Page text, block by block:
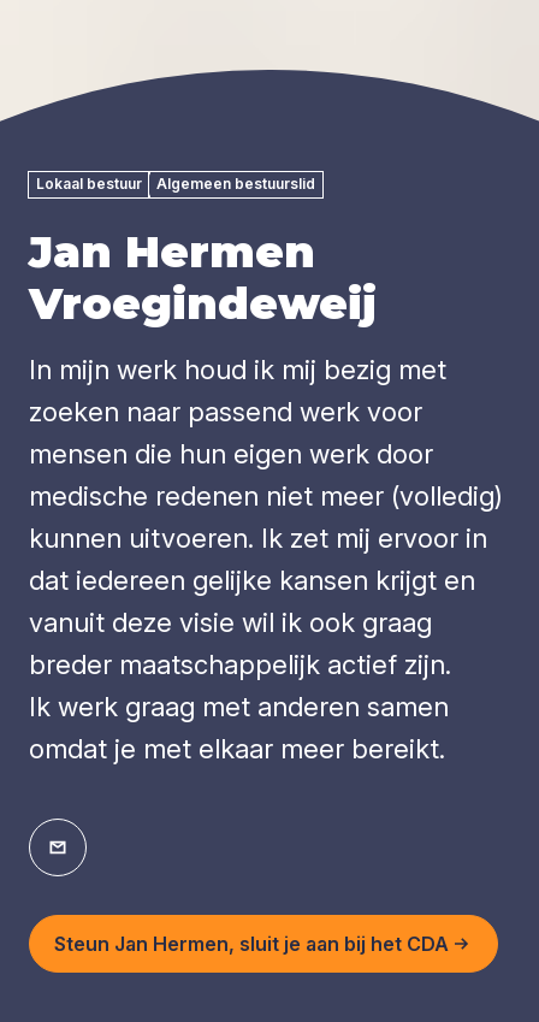
Lokaal bestuur Algemeen bestuurslid
Jan Hermen
Vroegindeweij
In mijn werk houd ik mij bezig met
zoeken naar passend werk voor
mensen die hun eigen werk door
medische redenen niet meer (volledig)
kunnen uitvoeren. Ik zet mij ervoor in
dat iedereen gelijke kansen krijgt en
vanuit deze visie wil ik ook graag
breder maatschappelijk actief zijn.
Ik werk graag met anderen samen
omdat je met elkaar meer bereikt.
Steun Jan Hermen, sluit je aan bij het CDA